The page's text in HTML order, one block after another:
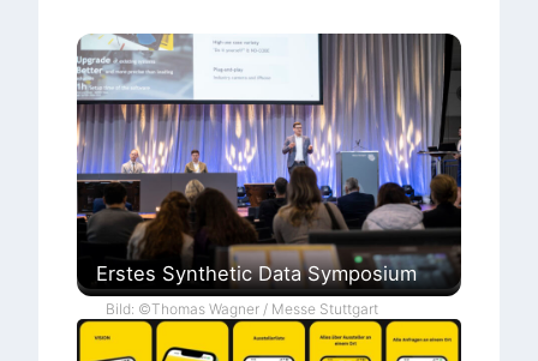
Erstes Synthetic Data Symposium
Bild: ©Thomas Wagner / Messe Stuttgart